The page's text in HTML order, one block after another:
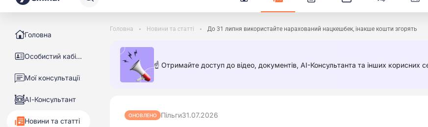
Головна
Особистий кабінет
Мої консультації
АІ-Консультант
Новини та статті
Головна Новини та статті До 31 липня використайте нарахований нацкешбек, інакше кошти згорять
☝️ Отримайте доступ до відео, документів, AI-Консультанта та інших корисних
ОНОВЛЕНО Пільги31.07.2026